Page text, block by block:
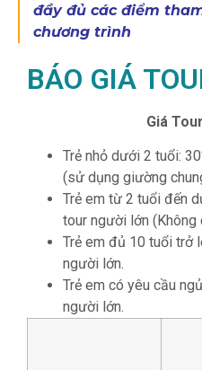
đầy đủ các điểm
chương trình
BÁO GIÁ
Giá
Trẻ nhỏ dưới 2 tuổi:
(sử dụng giường
Trẻ em từ 2 tuổi đến
tour người lớn
Trẻ em đủ 10 tuổi trở
người lớn.
Trẻ em có yêu cầu
người lớn.